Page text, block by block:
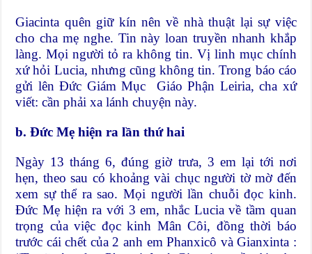
Giacinta quên giữ kín nên về nhà thuật lại sự việc
cho cha mẹ nghe. Tin này loan truyền nhanh khắp
làng. Mọi người tỏ ra không tin. Vị linh mục chính
xứ hỏi Lucia, nhưng cũng không tin. Trong báo cáo
gửi lên Đức Giám Mục Giáo Phận Leiria, cha xứ
viết: cần phải xa lánh chuyện này.
b. Đức Mẹ hiện ra lần thứ hai
Ngày 13 tháng 6, đúng giờ trưa, 3 em lại tới nơi
hẹn, theo sau có khoảng vài chục người tờ mờ đến
xem sự thể ra sao. Mọi người lần chuỗi đọc kinh.
Đức Mẹ hiện ra với 3 em, nhắc Lucia về tầm quan
trọng của việc đọc kinh Mân Côi, đồng thời báo
trước cái chết của 2 anh em Phanxicô và Gianxinta :